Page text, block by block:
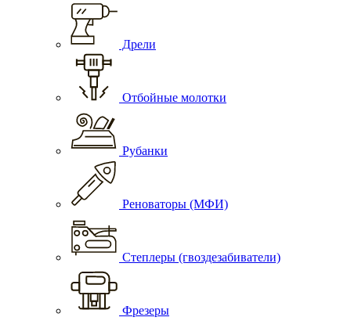
Дрели
Отбойные молотки
Рубанки
Реноваторы (МФИ)
Степлеры (гвоздезабиватели)
Фрезеры